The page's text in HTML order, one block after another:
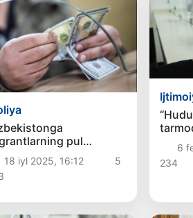
pul
keskin
18 iyl 2025, 16:12
5
KPI
rad6
234